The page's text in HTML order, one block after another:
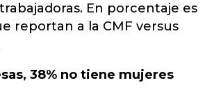
En porcentaje es
reportan a la CMF versus
38% no tiene mujeres